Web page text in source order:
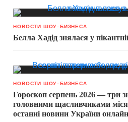
НОВОСТИ ШОУ-БИЗНЕСА
Белла Хадід знялася у
НОВОСТИ ШОУ-БИЗНЕСА
Гороскоп серпень 2026 — три
головними щасливчиками
останні новини України онлайн